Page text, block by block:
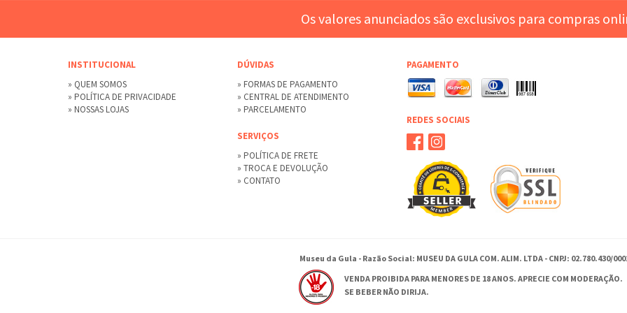
Os valores anunciados são exclusivos para compras
INSTITUCIONAL
» QUEM SOMOS
» POLÍTICA DE PRIVACIDADE
» NOSSAS LOJAS
DÚVIDAS
» FORMAS DE PAGAMENTO
» CENTRAL DE ATENDIMENTO
» PARCELAMENTO
SERVIÇOS
» POLÍTICA DE FRETE
» TROCA E DEVOLUÇÃO
» CONTATO
PAGAMENTO
REDES SOCIAIS
Museu da Gula - Razão Social: MUSEU DA GULA COM. ALIM. LTDA - CNPJ: 02.780.430/
VENDA PROIBIDA PARA MENORES DE 18 ANOS. APRECIE COM MODERAÇÃO.
SE BEBER NÃO DIRIJA.